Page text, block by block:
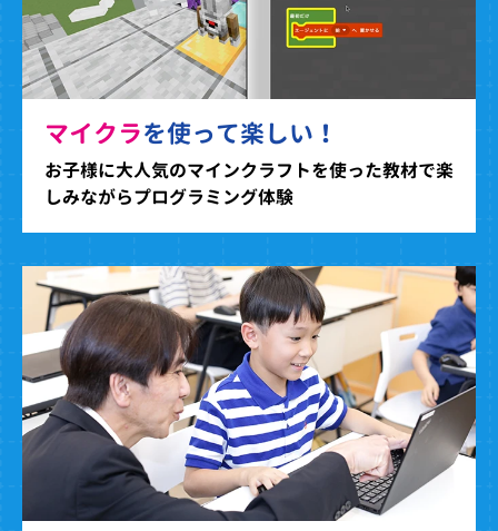
マイクラを使って楽しい！
お子様に大人気のマインクラフトを使った教材で楽
しみながらプログラミング体験